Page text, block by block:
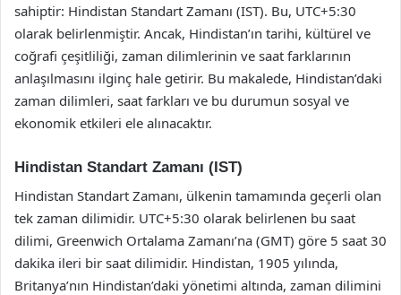
sahiptir: Hindistan Standart Zamanı (IST). Bu, UTC+5:30
olarak belirlenmiştir. Ancak, Hindistan’ın tarihi, kültürel ve
coğrafi çeşitliliği, zaman dilimlerinin ve saat farklarının
anlaşılmasını ilginç hale getirir. Bu makalede, Hindistan’daki
zaman dilimleri, saat farkları ve bu durumun sosyal ve
ekonomik etkileri ele alınacaktır.
Hindistan Standart Zamanı (IST)
Hindistan Standart Zamanı, ülkenin tamamında geçerli olan
tek zaman dilimidir. UTC+5:30 olarak belirlenen bu saat
dilimi, Greenwich Ortalama Zamanı’na (GMT) göre 5 saat 30
dakika ileri bir saat dilimidir. Hindistan, 1905 yılında,
Britanya’nın Hindistan’daki yönetimi altında, zaman dilimini